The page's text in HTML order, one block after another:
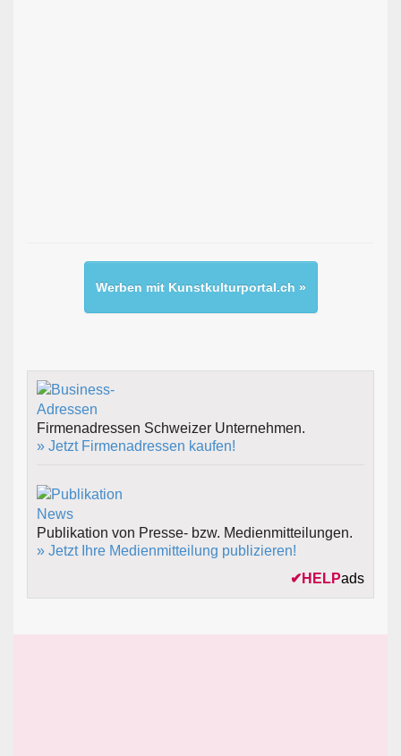
Werben mit Kunstkulturportal.ch »
Firmenadressen Schweizer Unternehmen.
» Jetzt Firmenadressen kaufen!
Publikation von Presse- bzw. Medienmitteilungen.
» Jetzt Ihre Medienmitteilung publizieren!
✔ HELPads